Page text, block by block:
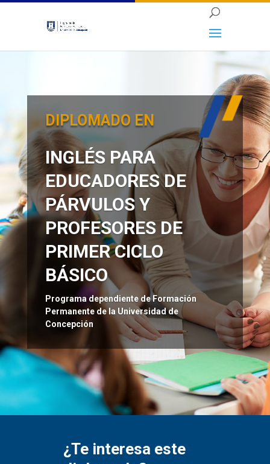
DIPLOMADO EN
INGLÉS PARA
EDUCADORES DE
PÁRVULOS Y
PROFESORES DE
PRIMER CICLO
BÁSICO
Programa dependiente de Formación
Permanente de la Universidad de
Concepción
¿Te interesa este